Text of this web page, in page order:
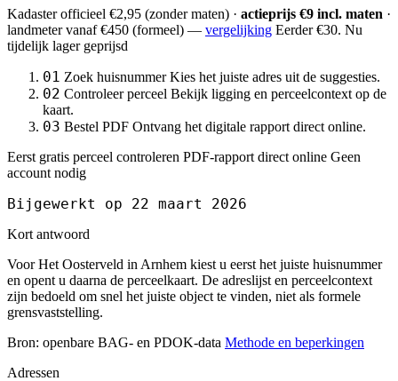
Kadaster officieel €2,95 (zonder maten) · actieprijs €9 incl. maten ·
landmetervanaf €450 (formeel) — vergelijking Eerder €30. Nu
tijdelijk lager geprijsd
01 Zoek huisnummer Kies het juiste adres uit de suggesties.
02 Controleer perceel Bekijk ligging en perceelcontext op de
kaart.
03 Bestel PDF Ontvang het digitale rapport direct online.
Eerst gratis perceel controleren PDF-rapport direct online Geen
account nodig
Bijgewerkt op 22 maart 2026
Kort antwoord
Voor Het Oosterveld in Arnhem kiest u eerst het juiste huisnummer
en opent u daarna de perceelkaart. De adreslijst en perceelcontext
zijn bedoeld om snel het juiste object te vinden, niet als formele
grensvaststelling.
Bron: openbare BAG- en PDOK-data Methode en beperkingen
Adressen